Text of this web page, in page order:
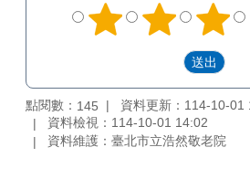
點閱數： 145
資料更新：114-10-01
資料檢視：114-10-01 14:02
資料維護：臺北市立浩然敬老院